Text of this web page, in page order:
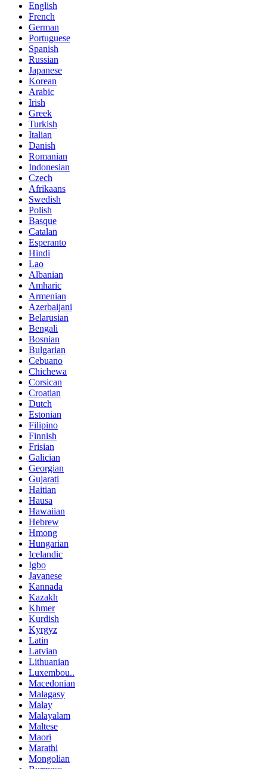
English
French
German
Portuguese
Spanish
Russian
Japanese
Korean
Arabic
Irish
Greek
Turkish
Italian
Danish
Romanian
Indonesian
Czech
Afrikaans
Swedish
Polish
Basque
Catalan
Esperanto
Hindi
Lao
Albanian
Amharic
Armenian
Azerbaijani
Belarusian
Bengali
Bosnian
Bulgarian
Cebuano
Chichewa
Corsican
Croatian
Dutch
Estonian
Filipino
Finnish
Frisian
Galician
Georgian
Gujarati
Haitian
Hausa
Hawaiian
Hebrew
Hmong
Hungarian
Icelandic
Igbo
Javanese
Kannada
Kazakh
Khmer
Kurdish
Kyrgyz
Latin
Latvian
Lithuanian
Luxembou..
Macedonian
Malagasy
Malay
Malayalam
Maltese
Maori
Marathi
Mongolian